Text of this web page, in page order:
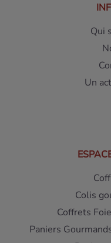
Qui
Un
Colis
Coffrets
Paniers